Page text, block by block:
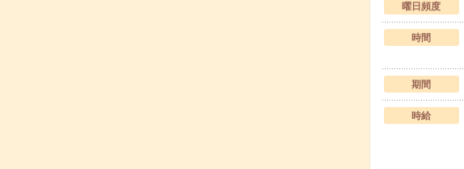
曜日頻度
時間
期間
時給